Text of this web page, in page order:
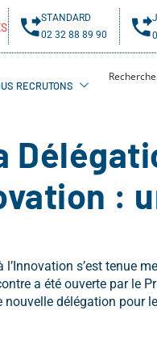
STANDARD
02 32 88 89 90
RECRUTONS
:
s’est tenue
a été ouverte par le
délégation pour